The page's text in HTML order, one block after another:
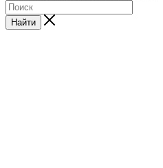
Найти